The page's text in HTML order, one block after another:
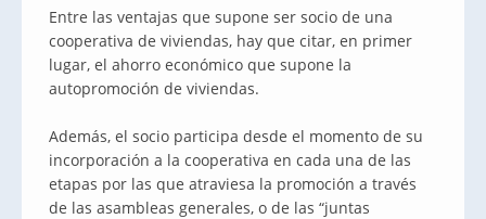
Entre las ventajas que supone ser socio de una
cooperativa de viviendas, hay que citar, en primer
lugar, el ahorro económico que supone la
autopromoción de viviendas.
Además, el socio participa desde el momento de su
incorporación a la cooperativa en cada una de las
etapas por las que atraviesa la promoción a través
de las asambleas generales, o de las “juntas